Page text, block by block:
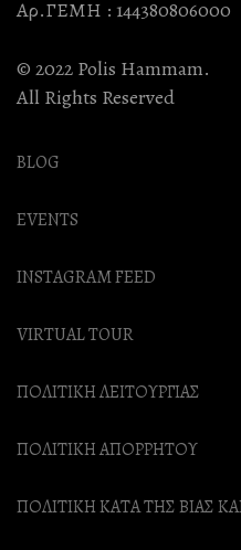
Αρ.ΓΕΜΗ : 144380806000
© 2022 Polis Hammam.
All Rights Reserved
BLOG
EVENTS
INSTAGRAM FEED
VIRTUAL TOUR
ΠΟΛΙΤΙΚΗ ΛΕΙΤΟΥΡΓΙΑΣ
ΠΟΛΙΤΙΚΗ ΑΠΟΡΡΗΤΟΥ
ΠΟΛΙΤΙΚΗ ΚΑΤΑ ΤΗΣ ΒΙΑΣ